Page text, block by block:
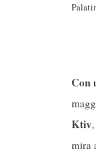
Con
Ktiv
mira